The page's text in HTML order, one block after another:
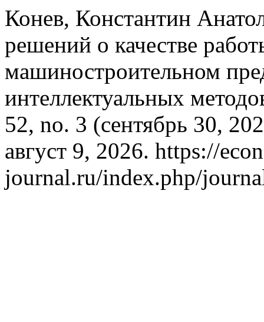
Конев, Константин
решений о качестве
машиностроительном
интеллектуальных
52, no. 3 (сентябрь 30,
август 9, 2026. https://
journal.ru/index.php/